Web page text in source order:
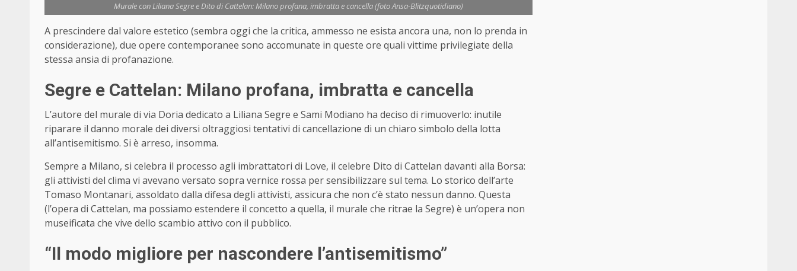
Murale con Liliana Segre e Dito di Cattelan: Milano profana, imbratta e cancella (foto Ansa-Blitzquotidiano)
A prescindere dal valore estetico (sembra oggi che la critica, ammesso ne esista ancora una, non lo prenda in
considerazione), due opere contemporanee sono accomunate in queste ore quali vittime privilegiate della
stessa ansia di profanazione.
Segre e Cattelan: Milano profana, imbratta e cancella
L’autore del murale di via Doria dedicato a Liliana Segre e Sami Modiano ha deciso di rimuoverlo: inutile
riparare il danno morale dei diversi oltraggiosi tentativi di cancellazione di un chiaro simbolo della lotta
all’antisemitismo. Si è arreso, insomma.
Sempre a Milano, si celebra il processo agli imbrattatori di Love, il celebre Dito di Cattelan davanti alla Borsa:
gli attivisti del clima vi avevano versato sopra vernice rossa per sensibilizzare sul tema. Lo storico dell’arte
Tomaso Montanari, assoldato dalla difesa degli attivisti, assicura che non c’è stato nessun danno. Questa
(l’opera di Cattelan, ma possiamo estendere il concetto a quella, il murale che ritrae la Segre) è un’opera non
museificata che vive dello scambio attivo con il pubblico.
“Il modo migliore per nascondere l’antisemitismo”